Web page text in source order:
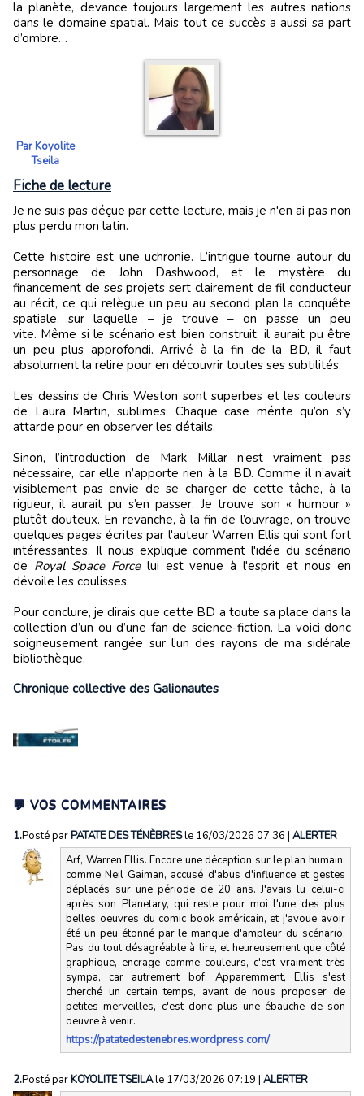
la planète, devance toujours largement les autres nations
dans le domaine spatial. Mais tout ce succès a aussi sa part
d’ombre…
Par Koyolite
Tseila
Fiche de lecture
Je ne suis pas déçue par cette lecture, mais je n'en ai pas non
plus perdu mon latin.
Cette histoire est une uchronie. L’intrigue tourne autour du
personnage de John Dashwood, et le mystère du
financement de ses projets sert clairement de fil conducteur
au récit, ce qui relègue un peu au second plan la conquête
spatiale, sur laquelle – je trouve – on passe un peu
vite. Même si le scénario est bien construit, il aurait pu être
un peu plus approfondi. Arrivé à la fin de la BD, il faut
absolument la relire pour en découvrir toutes ses subtilités.
Les dessins de Chris Weston sont superbes et les couleurs
de Laura Martin, sublimes. Chaque case mérite qu’on s’y
attarde pour en observer les détails.
Sinon, l’introduction de Mark Millar n’est vraiment pas
nécessaire, car elle n’apporte rien à la BD. Comme il n’avait
visiblement pas envie de se charger de cette tâche, à la
rigueur, il aurait pu s’en passer. Je trouve son « humour »
plutôt douteux. En revanche, à la fin de l’ouvrage, on trouve
quelques pages écrites par l'auteur Warren Ellis qui sont fort
intéressantes. Il nous explique comment l'idée du scénario
de Royal Space Forcelui est venue à l'esprit et nous en
dévoile les coulisses.
Pour conclure, je dirais que cette BD a toute sa place dans la
collection d’un ou d’une fan de science-fiction. La voici donc
soigneusement rangée sur l’un des rayons de ma sidérale
bibliothèque.
Chronique collective des Galionautes
💬 VOS COMMENTAIRES
1.Posté parPATATE DES TÉNÈBRESle 16/03/2026 07:36 | ALERTER
Arf, Warren Ellis. Encore une déception sur le plan humain,
comme Neil Gaiman, accusé d'abus d'influence et gestes
déplacés sur une période de 20 ans. J'avais lu celui-ci
après son Planetary, qui reste pour moi l'une des plus
belles oeuvres du comic book américain, et j'avoue avoir
été un peu étonné par le manque d'ampleur du scénario.
Pas du tout désagréable à lire, et heureusement que côté
graphique, encrage comme couleurs, c'est vraiment très
sympa, car autrement bof. Apparemment, Ellis s'est
cherché un certain temps, avant de nous proposer de
petites merveilles, c'est donc plus une ébauche de son
oeuvre à venir.
https://patatedestenebres.wordpress.com/
2.Posté parKOYOLITE TSEILAle 17/03/2026 07:19 | ALERTER